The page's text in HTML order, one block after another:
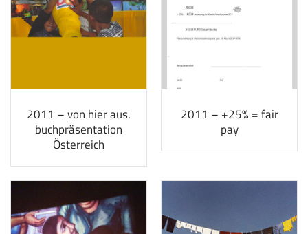
2011 – von hier aus.
buchpräsentation
Österreich
2011 – +25% = fair
pay